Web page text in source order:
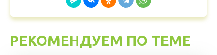
РЕКОМЕНДУЕМ ПО ТЕМЕ